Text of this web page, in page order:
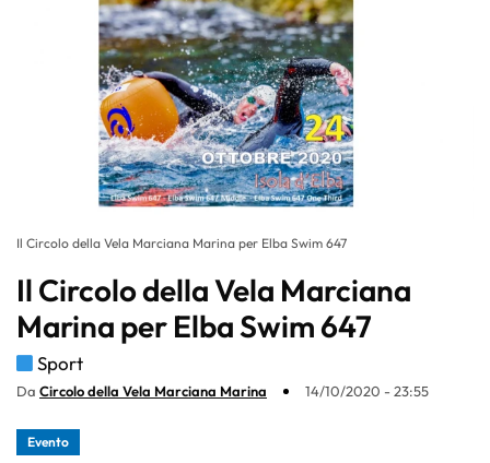
Il Circolo della Vela Marciana Marina per Elba Swim 647
Il Circolo della Vela Marciana
Marina per Elba Swim 647
Sport
Da Circolo della Vela Marciana Marina 14/10/2020 - 23:55
Evento